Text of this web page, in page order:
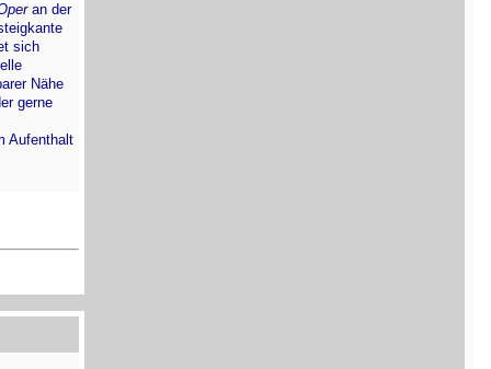
an der
sich
Nähe
gerne
Aufenthalt